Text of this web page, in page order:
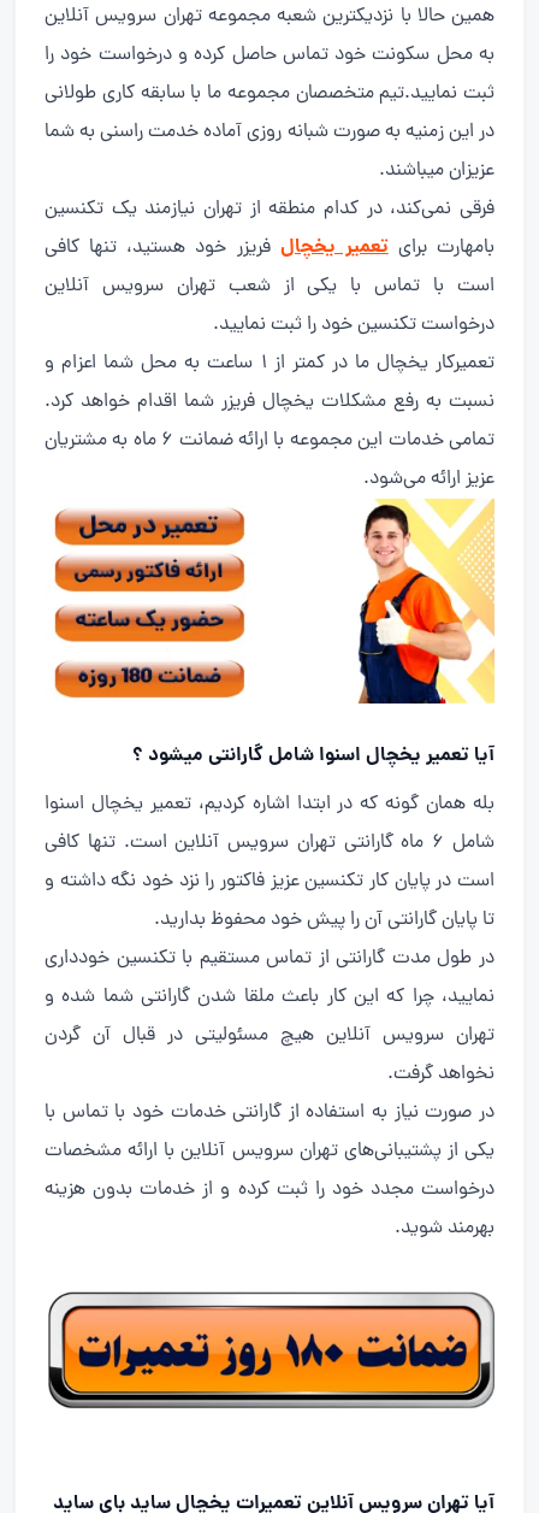
همین حالا با نزدیکترین شعبه مجموعه تهران سرویس آنلاین
به محل سکونت خود تماس حاصل کرده و درخواست خود را
ثبت نمایید.تیم متخصصان مجموعه ما با سابقه کاری طولانی
در این زمنیه به صورت شبانه روزی آماده خدمت راسنی به شما
عزیزان میباشند.
فرقی نمی‌کند، در کدام منطقه از تهران نیازمند یک تکنسین
بامهارت برایتعمیر یخچال فریزر خود هستید، تنها کافی
است با تماس با یکی از شعب تهران سرویس آنلاین
درخواست تکنسین خود را ثبت نمایید.
تعمیرکار یخچال ما در کمتر از 1 ساعت به محل شما اعزام و
نسبت به رفع مشکلات یخچال فریزر شما اقدام خواهد کرد.
تمامی خدمات این مجموعه با ارائه ضمانت 6 ماه به مشتریان
عزیز ارائه می‌شود.
آیا تعمیر یخچال اسنوا شامل گارانتی میشود ؟
بله همان گونه که در ابتدا اشاره کردیم، تعمیر یخچال اسنوا
شامل 6 ماه گارانتی تهران سرویس آنلاین است. تنها کافی
است در پایان کار تکنسین عزیز فاکتور را نزد خود نگه داشته و
تا پایان گارانتی آن را پیش خود محفوظ بدارید.
در طول مدت گارانتی از تماس مستقیم با تکنسین خودداری
نمایید، چرا که این کار باعث ملقا شدن گارانتی شما شده و
تهران سرویس آنلاین هیچ مسئولیتی در قبال آن گردن
نخواهد گرفت.
در صورت نیاز به استفاده از گارانتی خدمات خود با تماس با
یکی از پشتیبانی‌های تهران سرویس آنلاین با ارائه مشخصات
درخواست مجدد خود را ثبت کرده و از خدمات بدون هزینه
بهرمند شوید.
آیا تهران سرویس آنلاین تعمیرات یخچال ساید بای ساید